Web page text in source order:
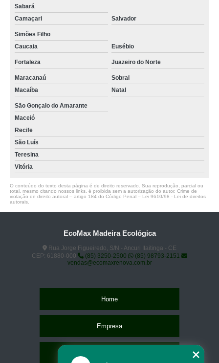
Sabará
Camaçari
Salvador
Simões Filho
Caucaia
Eusébio
Fortaleza Juazeiro do Norte
Maracanaú
Sobral
Macaíba
Natal
São Gonçalo do Amarante
Maceió
Recife
São Luís
Teresina
Vitória
O conteúdo do texto desta página é de direito reservado. Sua reprodução, parcial ou
total, mesmo citando nossos links, é proibida sem a autorização do autor. Crime de
violação de direito autoral – artigo 184 do Código Penal – Lei 9610/98 - Lei de direitos
autorais
EcoMax Madeira Ecológica
Rua Jorge Figueiredo, S/N - Ancuri Itaitinga - CE
CEP: 61880-000
(85) 3250-2500
(85) 98793-2151
vendas@ecomaxrenova.com.br
Home
Empresa